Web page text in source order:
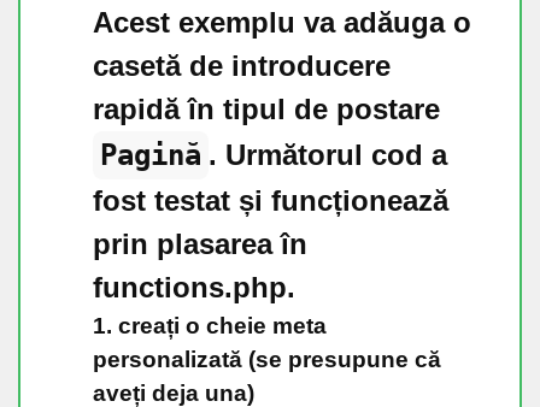
Acest exemplu va adăuga o
casetă de introducere
rapidă în tipul de postare
Pagină . Următorul cod a
fost testat și funcționează
prin plasarea în
functions.php.
1. creați o cheie meta
personalizată (se presupune că
aveți deja una)